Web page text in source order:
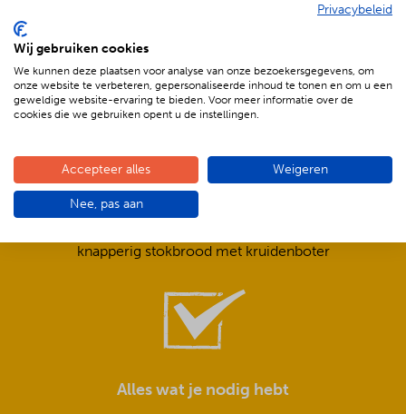
Compleet is ook écht compleet!
Frisse salades,
knapperig stokbrood met kruidenboter
Alles wat je nodig hebt
Privacybeleid
Wij gebruiken cookies
We kunnen deze plaatsen voor analyse van onze bezoekersgegevens, om
onze website te verbeteren, gepersonaliseerde inhoud te tonen en om u een
geweldige website-ervaring te bieden. Voor meer informatie over de
cookies die we gebruiken opent u de instellingen.
Accepteer alles Weigeren
Nee, pas aan